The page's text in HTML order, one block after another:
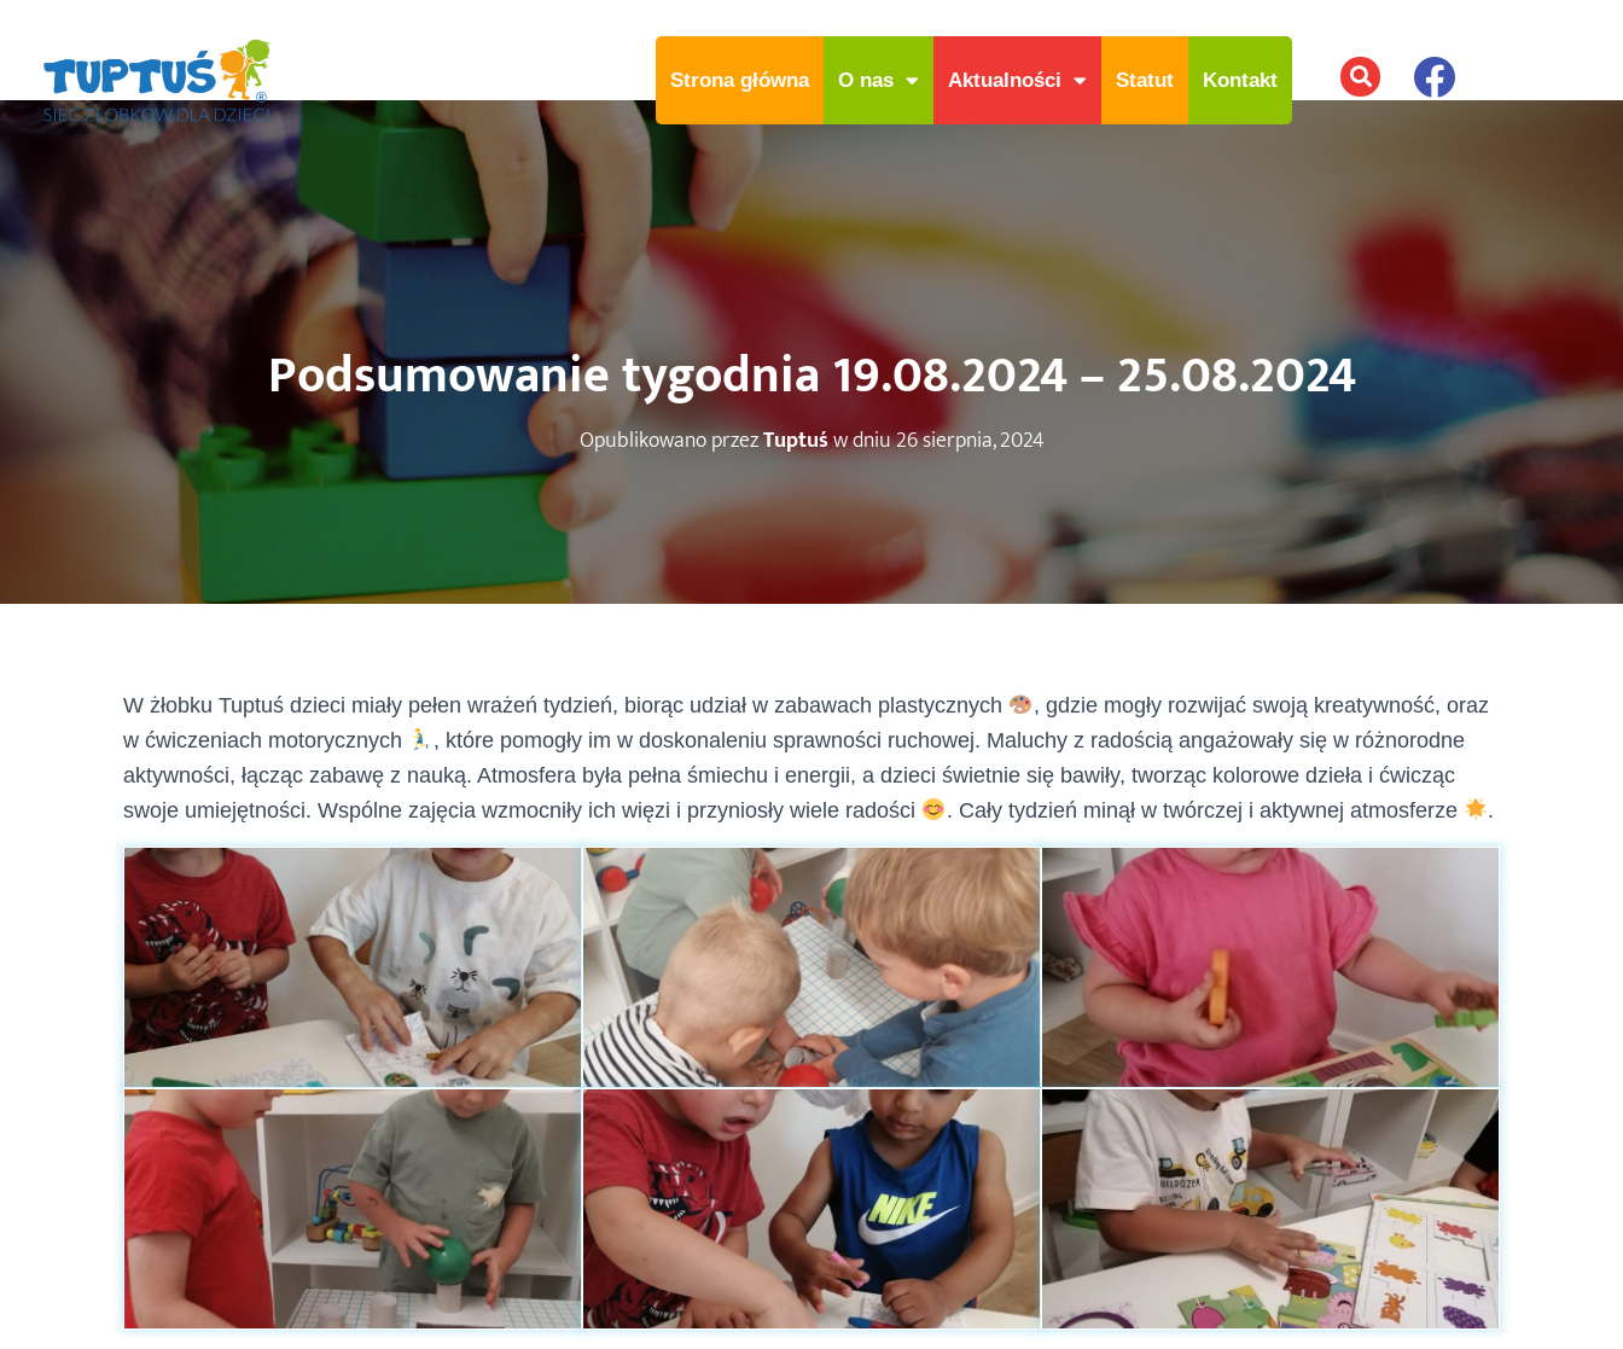
Strona główna O nas Aktualności Statut Kontakt
Podsumowanie tygodnia 19.08.2024 – 25.08.2024
Opublikowano przezTuptuśw dniu26 sierpnia, 2024
W żłobku Tuptuś dzieci miały pełen wrażeń tydzień, biorąc udział w zabawach plastycznych
, gdzie mogły rozwijać swoją kreatywność, oraz
w ćwiczeniach motorycznych
, które pomogły im w doskonaleniu sprawności ruchowej. Maluchy z radością angażowały się w różnorodne
aktywności, łącząc zabawę z nauką. Atmosfera była pełna śmiechu i energii, a dzieci świetnie się bawiły, tworząc kolorowe dzieła i ćwicząc
swoje umiejętności. Wspólne zajęcia wzmocniły ich więzi i przyniosły wiele radości
. Cały tydzień minął w twórczej i aktywnej atmosferze .